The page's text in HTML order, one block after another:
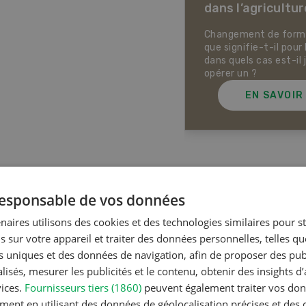
dans
Changement de
que signifie-t-il pour
dans quels cas est-il
opérer un ?
EN
Articles les plus lues
Production
Noms
en
de vos données
utilisons des cookies et des technologies similaires pour
sur votre appareil et traiter des données personnelles, telles
uniques et des données de navigation, afin de proposer des
mesurer les publicités et le contenu, obtenir des insights
Fournisseurs tiers (1860) peuvent également traiter vos